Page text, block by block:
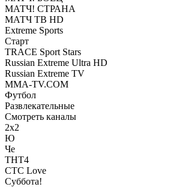
МАТЧ! СТРАНА
МАТЧ ТВ HD
Extreme Sports
Старт
TRACE Sport Stars
Russian Extreme Ultra HD
Russian Extreme TV
MMA-TV.COM
Футбол
Развлекательные
Смотреть каналы
2х2
Ю
Че
ТНТ4
СТС Love
Суббота!